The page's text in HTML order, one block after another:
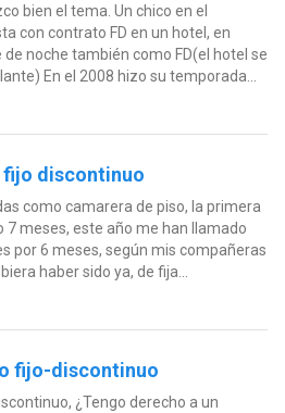
bien el tema. Un chico en el
con contrato FD en un hotel, en
noche también como FD(el hotel se
En el 2008 hizo su temporada...
discontinuo
como camarera de piso, la primera
7 meses, este año me han llamado
por 6 meses, según mis compañeras
haber sido ya, de fija...
fijo-discontinuo
¿Tengo derecho a un